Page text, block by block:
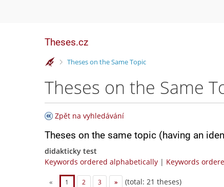
Theses.cz
>
Theses on the Same Topic
Theses on the Same
Zpět na vyhledávání
Theses on the same topic (having an
didakticky test
Keywords ordered alphabetically | Keywords
« 1 2 3 » (total: 21 theses)